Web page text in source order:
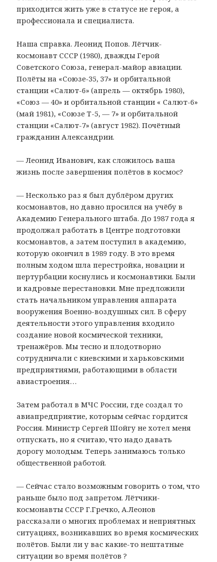
приходится жить уже в статусе не героя, а
профессионала и специалиста.
Наша справка. Леонид Попов. Лётчик-
космонавт СССР (1980), дважды Герой
Советского Союза, генерал-майор авиации.
Полёты на «Союзе-35, 37» и орбитальной
станции «Салют-6» (апрель — октябрь 1980),
«Союз — 40» и орбитальной станции « Салют-6»
(май 1981), «Союзе Т-5, — 7» и орбитальной
станции «Салют-7» (август 1982). Почётный
гражданин Александрии.
— Леонид Иванович, как сложилось ваша
жизнь после завершения полётов в космос?
— Несколько раз я был дублёром других
космонавтов, но давно просился на учёбу в
Академию Генерального штаба. До 1987 года я
продолжал работать в Центре подготовки
космонавтов, а затем поступил в академию,
которую окончил в 1989 году. В это время
полным ходом шла перестройка, новации и
пертурбации коснулись и космонавтики. Были
и кадровые перестановки. Мне предложили
стать начальником управления аппарата
вооружения Военно-воздушных сил. В сферу
деятельности этого управления входило
создание новой космической техники,
тренажёров. Мы тесно и плодотворно
сотрудничали с киевскими и харьковскими
предприятиями, работающими в области
авиастроения…
Затем работал в МЧС России, где создал то
авиапредприятие, которым сейчас гордится
Россия. Министр Сергей Шойгу не хотел меня
отпускать, но я считаю, что надо давать
дорогу молодым. Теперь занимаюсь только
общественной работой.
— Сейчас стало возможным говорить о том, что
раньше было под запретом. Лётчики-
космонавты СССР Г.Гречко, А.Леонов
рассказали о многих проблемах и неприятных
ситуациях, возникавших во время космических
полётов. Были ли у вас какие-то нештатные
ситуации во время полётов ?